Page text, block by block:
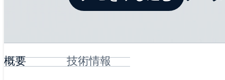
概要 技術情報